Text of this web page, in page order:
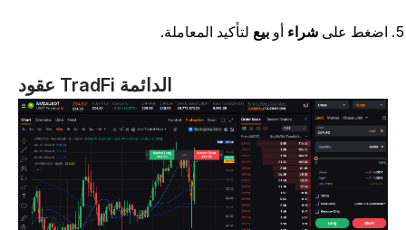
علىشراءأوبيعلتأكيد المعاملة.
عقود TradFi الدائمة